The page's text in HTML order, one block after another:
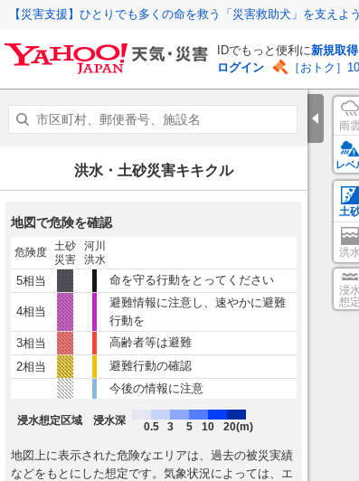
【災害支援】ひとりでも多くの命を救う「災害救助犬」を支えよう
IDでもっと便利に新規取得
ログイン
［おトク］
雨
レベ
土
洪水
浸水
想定
洪水・土砂災害キキクル
地図で危険を確認
危険度 土砂
災害
河川
洪水
5相当 命を守る行動をとってください
4相当
避難情報に注意し、速やかに避難
行動を
3相当
高齢者等は避難
2相当
避難行動の確認
今後の情報に注意
浸水想定区域 浸水深
0.5 3 5 10 20(m)
地図上に表示された危険なエリアは、過去の被災実績
などをもとにした想定です。気象状況によっては、エ